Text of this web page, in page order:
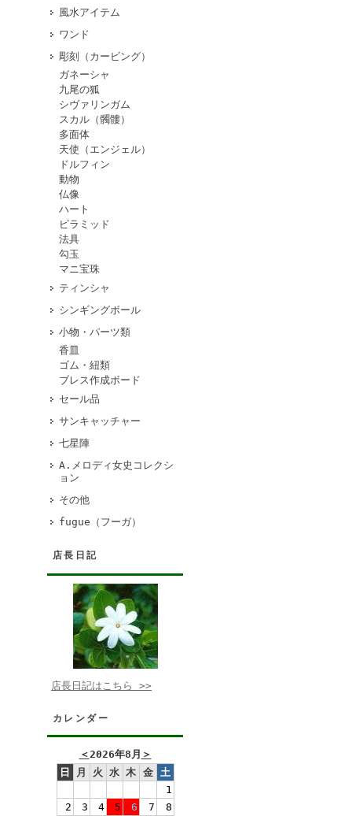
風水アイテム
ワンド
彫刻（カービング）
ガネーシャ
九尾の狐
シヴァリンガム
スカル（髑髏）
多面体
天使（エンジェル）
ドルフィン
動物
仏像
ハート
ピラミッド
法具
勾玉
マニ宝珠
ティンシャ
シンギングボール
小物・パーツ類
香皿
ゴム・紐類
ブレス作成ボード
セール品
サンキャッチャー
七星陣
A.メロディ女史コレクシ
ョン
その他
fugue（フーガ）
店長日記
店長日記はこちら >>
カレンダー
＜2026年8月 ＞
日
月 火 水 木 金
土
1
2
3 4 5 6 7 8